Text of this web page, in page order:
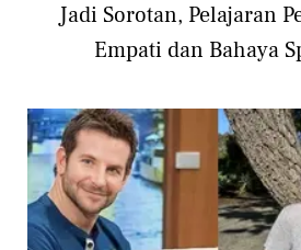
Jadi Sorotan, Pelajaran
Empati dan Bahaya